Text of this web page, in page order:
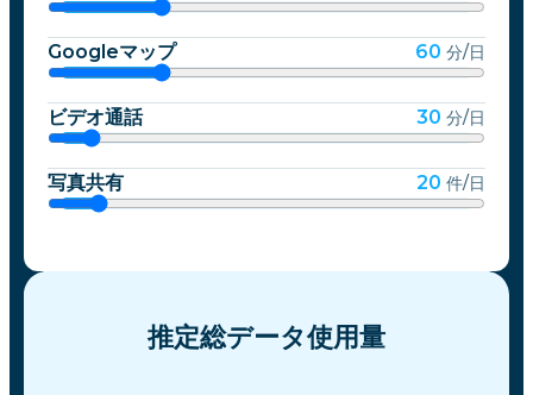
Googleマップ 60 分/日
ビデオ通話 30 分/日
写真共有 20 件/日
推定総データ使用量